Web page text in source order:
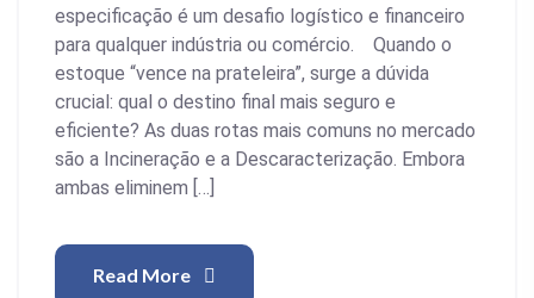
especificação é um desafio logístico e financeiro
para qualquer indústria ou comércio. Quando o
estoque “vence na prateleira”, surge a dúvida
crucial: qual o destino final mais seguro e
eficiente? As duas rotas mais comuns no mercado
são a Incineração e a Descaracterização. Embora
ambas eliminem […]
Read More